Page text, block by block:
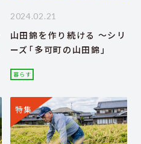
2024.02.21
山田錦を作り続ける ～シリ
ーズ「多可町の山田錦」
暮らす
特集